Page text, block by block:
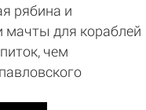
рябина и
мачты для кораблей
чем